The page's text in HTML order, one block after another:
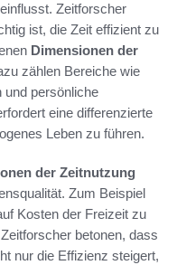
Zeitforscher
ist, die Zeit effizient zu
Dimensionen der
zählen Bereiche wie
und persönliche
eine differenzierte
Leben zu führen.
der Zeitnutzung
Zum Beispiel
Kosten der Freizeit zu
betonen, dass
nur die Effizienz steigert,